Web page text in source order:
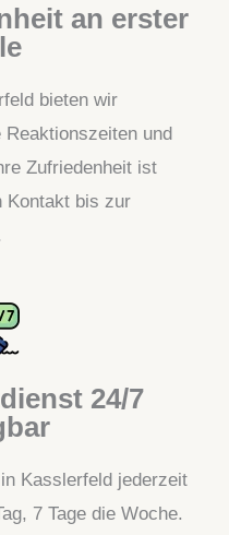
an erster
bieten wir
und
Zufriedenheit ist
Kontakt bis zur
24/7
Kasslerfeld jederzeit
7 Tage die Woche.